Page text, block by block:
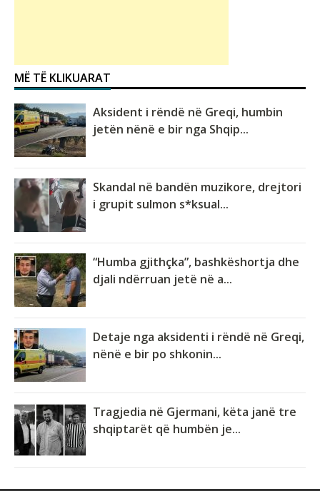
MË TË KLIKUARAT
Aksident i rëndë në Greqi, humbin
jetën nënë e bir nga Shqip...
Skandal në bandën muzikore, drejtori
i grupit sulmon s*ksual...
“Humba gjithçka”, bashkëshortja dhe
djali ndërruan jetë në a...
Detaje nga aksidenti i rëndë në Greqi,
nënë e bir po shkonin...
Tragjedia në Gjermani, këta janë tre
shqiptarët që humbën je...